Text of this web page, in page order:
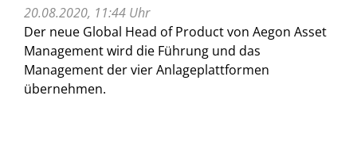
20.08.2020, 11:44 Uhr
Der neue Global Head of Product von Aegon Asset
Management wird die Führung und das
Management der vier Anlageplattformen
übernehmen.